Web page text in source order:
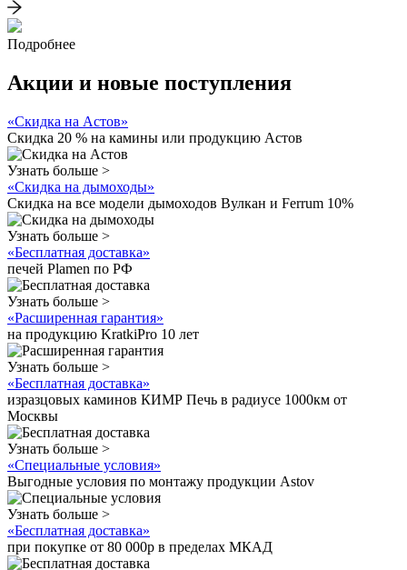
Подробнее
Акции и новые поступления
«Скидка на Астов»
Скидка 20 % на камины или продукцию Астов
Узнать больше >
«Скидка на дымоходы»
Скидка на все модели дымоходов Вулкан и Ferrum 10%
Узнать больше >
«Бесплатная доставка»
печей Plamen по РФ
Узнать больше >
«Расширенная гарантия»
на продукцию KratkiPro 10 лет
Узнать больше >
«Бесплатная доставка»
изразцовых каминов КИМР Печь в радиусе 1000км от
Москвы
Узнать больше >
«Специальные условия»
Выгодные условия по монтажу продукции Astov
Узнать больше >
«Бесплатная доставка»
при покупке от 80 000р в пределах МКАД